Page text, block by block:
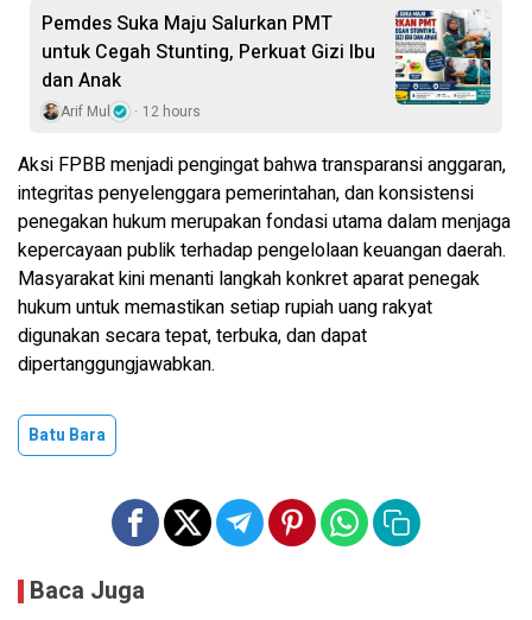
Pemdes Suka Maju Salurkan PMT
untuk Cegah Stunting, Perkuat Gizi Ibu
dan Anak
Arif Mul 12 hours
Aksi FPBB menjadi pengingat bahwa transparansi anggaran,
integritas penyelenggara pemerintahan, dan konsistensi
penegakan hukum merupakan fondasi utama dalam menjaga
kepercayaan publik terhadap pengelolaan keuangan daerah.
Masyarakat kini menanti langkah konkret aparat penegak
hukum untuk memastikan setiap rupiah uang rakyat
digunakan secara tepat, terbuka, dan dapat
dipertanggungjawabkan.
Batu Bara
Baca Juga